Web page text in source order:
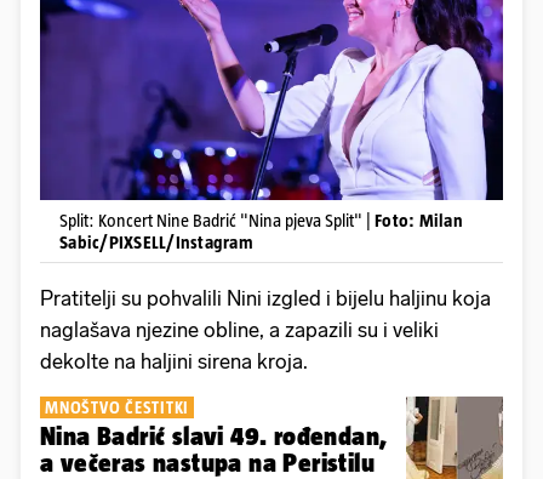
Split: Koncert Nine Badrić "Nina pjeva Split" | Foto: Milan
Sabic/PIXSELL/Instagram
Pratitelji su pohvalili Nini izgled i bijelu haljinu koja
naglašava njezine obline, a zapazili su i veliki
dekolte na haljini sirena kroja.
MNOŠTVO ČESTITKI
Nina Badrić slavi 49. rođendan,
a večeras nastupa na Peristilu